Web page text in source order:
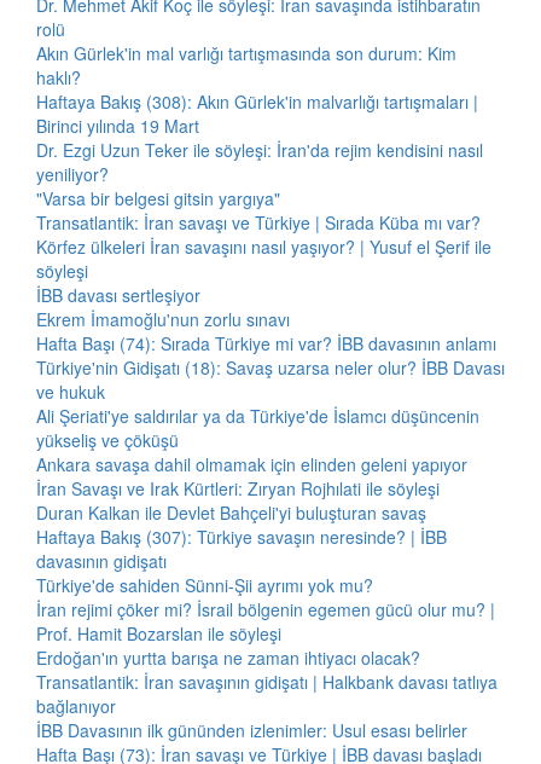
Dr. Mehmet Akif Koç ile söyleşi: İran savaşında istihbaratın
rolü
Akın Gürlek'in mal varlığı tartışmasında son durum: Kim
haklı?
Haftaya Bakış (308): Akın Gürlek'in malvarlığı tartışmaları |
Birinci yılında 19 Mart
Dr. Ezgi Uzun Teker ile söyleşi: İran'da rejim kendisini nasıl
yeniliyor?
"Varsa bir belgesi gitsin yargıya"
Transatlantik: İran savaşı ve Türkiye | Sırada Küba mı var?
Körfez ülkeleri İran savaşını nasıl yaşıyor? | Yusuf el Şerif ile
söyleşi
İBB davası sertleşiyor
Ekrem İmamoğlu'nun zorlu sınavı
Hafta Başı (74): Sırada Türkiye mi var? İBB davasının anlamı
Türkiye'nin Gidişatı (18): Savaş uzarsa neler olur? İBB Davası
ve hukuk
Ali Şeriati'ye saldırılar ya da Türkiye'de İslamcı düşüncenin
yükseliş ve çöküşü
Ankara savaşa dahil olmamak için elinden geleni yapıyor
İran Savaşı ve Irak Kürtleri: Zıryan Rojhılati ile söyleşi
Duran Kalkan ile Devlet Bahçeli'yi buluşturan savaş
Haftaya Bakış (307): Türkiye savaşın neresinde? | İBB
davasının gidişatı
Türkiye'de sahiden Sünni-Şii ayrımı yok mu?
İran rejimi çöker mi? İsrail bölgenin egemen gücü olur mu? |
Prof. Hamit Bozarslan ile söyleşi
Erdoğan'ın yurtta barışa ne zaman ihtiyacı olacak?
Transatlantik: İran savaşının gidişatı | Halkbank davası tatlıya
bağlanıyor
İBB Davasının ilk gününden izlenimler: Usul esası belirler
Hafta Başı (73): İran savaşı ve Türkiye | İBB davası başladı